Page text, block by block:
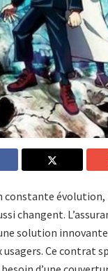
constante évolution,
changent.
solution
Ce contrat